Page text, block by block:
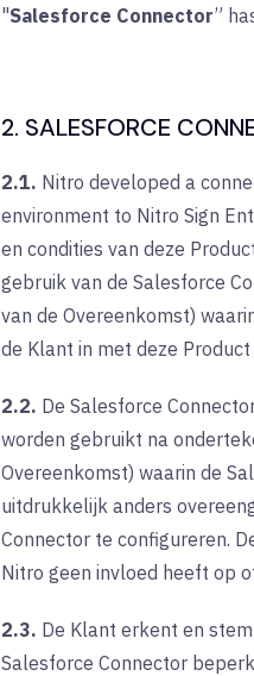
"Salesforce Connector”
2. SALESFORCE
2.1. Nitro developed a
environment to Nitro Sign
en condities van deze
gebruik van de Salesforce
van de Overeenkomst)
de Klant in met deze
2.2. De Salesforce
worden gebruikt na
Overeenkomst) waarin de
uitdrukkelijk anders
Connector te configureren.
Nitro geen invloed heeft op
2.3. De Klant erkent en
Salesforce Connector